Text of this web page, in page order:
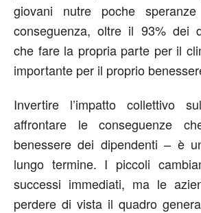
giovani nutre poche
conseguenza, oltre il 93% dei
che fare la propria parte per il
importante per il proprio
Invertire l’impatto collettivo
affrontare le conseguenze
benessere dei dipendenti – è
lungo termine. I piccoli
successi immediati, ma le
perdere di vista il quadro